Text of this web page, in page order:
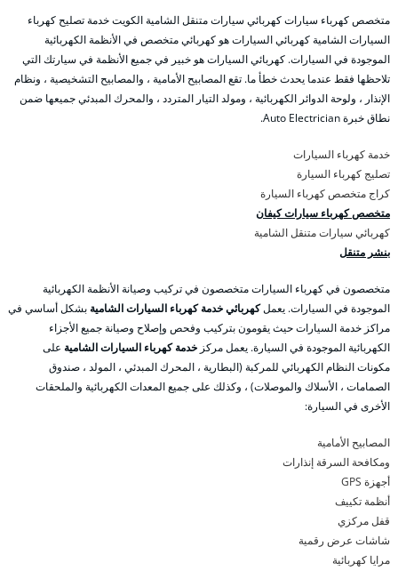
متخصص كهرباء سيارات كهربائي سيارات متنقل الشامية الكويت خدمة تصليح كهرباء
السيارات الشامية كهربائي السيارات هو كهربائي متخصص في الأنظمة الكهربائية
الموجودة في السيارات. كهربائي السيارات هو خبير في جميع الأنظمة في سيارتك التي
تلاحظها فقط عندما يحدث خطأ ما. تقع المصابيح الأمامية ، والمصابيح التشخيصية ، ونظام
الإنذار ، ولوحة الدوائر الكهربائية ، ومولد التيار المتردد ، والمحرك المبدئي جميعها ضمن
نطاق خبرة Auto Electrician.
خدمة كهرباء السيارات
تصليج كهرباء السيارة
كراج متخصص كهرباء السيارة
متخصص كهرباء سيارات كيفان
كهربائي سيارات متنقل الشامية
بنشر متنقل
متخصصون في كهرباء السيارات متخصصون في تركيب وصيانة الأنظمة الكهربائية
الموجودة في السيارات. يعملكهربائي خدمة كهرباء السيارات الشامية بشكل أساسي في
مراكز خدمة السيارات حيث يقومون بتركيب وفحص وإصلاح وصيانة جميع الأجزاء
الكهربائية الموجودة في السيارة. يعمل مركز خدمة كهرباء السيارات الشامية على
مكونات النظام الكهربائي للمركبة (البطارية ، المحرك المبدئي ، المولد ، صندوق
الصمامات ، الأسلاك والموصلات) ، وكذلك على جميع المعدات الكهربائية والملحقات
الأخرى في السيارة:
المصابيح الأمامية
ومكافحة السرقة إنذارات
أجهزة GPS
أنظمة تكييف
قفل مركزي
شاشات عرض رقمية
مرايا كهربائية